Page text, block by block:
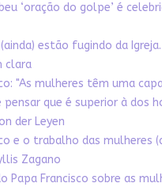
‘oração do golpe’ é
estão fugindo da Igreja.
clara
"As mulheres têm uma
que é superior à dos
der Leyen
e o trabalho das mulheres
Zagano
Papa Francisco sobre as